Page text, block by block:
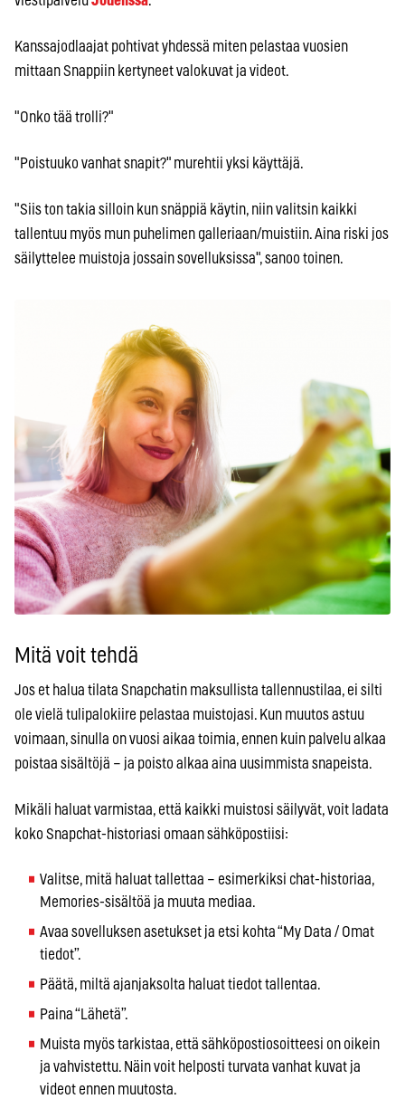
Kanssajodlaajat pohtivat yhdessä miten pelastaa vuosien
mittaan Snappiin kertyneet valokuvat ja videot.
"Onko tää trolli?"
"Poistuuko vanhat snapit?" murehtii yksi käyttäjä.
"Siis ton takia silloin kun snäppiä käytin, niin valitsin kaikki
tallentuu myös mun puhelimen galleriaan/muistiin. Aina riski jos
säilyttelee muistoja jossain sovelluksissa", sanoo toinen.
Mitä voit tehdä
Jos et halua tilata Snapchatin maksullista tallennustilaa, ei silti
ole vielä tulipalokiire pelastaa muistojasi. Kun muutos astuu
voimaan, sinulla on vuosi aikaa toimia, ennen kuin palvelu alkaa
poistaa sisältöjä – ja poisto alkaa aina uusimmista snapeista.
Mikäli haluat varmistaa, että kaikki muistosi säilyvät, voit ladata
koko Snapchat-historiasi omaan sähköpostiisi:
Valitse, mitä haluat tallettaa – esimerkiksi chat-historiaa,
Memories-sisältöä ja muuta mediaa.
Avaa sovelluksen asetukset ja etsi kohta “My Data / Omat
tiedot”.
Päätä, miltä ajanjaksolta haluat tiedot tallentaa.
Paina “Lähetä”.
Muista myös tarkistaa, että sähköpostiosoitteesi on oikein
ja vahvistettu. Näin voit helposti turvata vanhat kuvat ja
videot ennen muutosta.